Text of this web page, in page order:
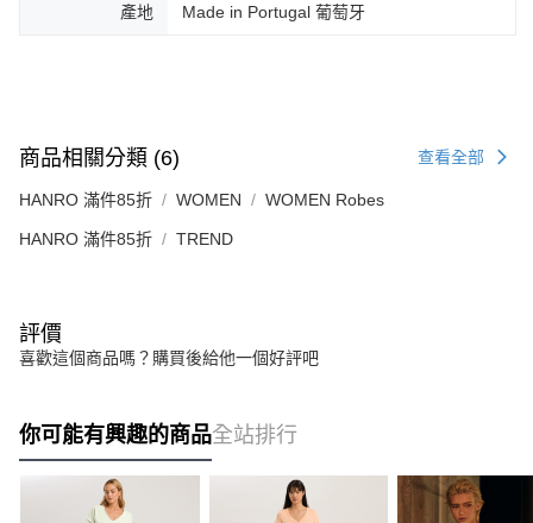
產地 Made in Portugal 葡萄牙
商品相關分類 (6) 查看全部
HANRO 滿件85折 WOMEN WOMEN Robes
HANRO 滿件85折 TREND
評價
喜歡這個商品嗎？購買後給他一個好評吧
你可能有興趣的商品全站排行